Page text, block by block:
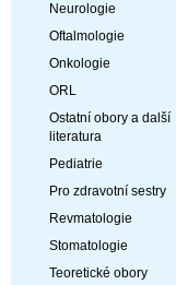
Neurologie
Oftalmologie
Onkologie
ORL
Ostatní obory a další
literatura
Pediatrie
Pro zdravotní sestry
Revmatologie
Stomatologie
Teoretické obory